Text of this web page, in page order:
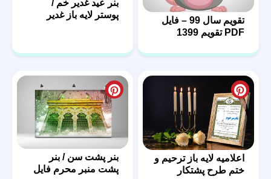
تقویم سال 99 – فایل
PDF تقویم 1399
بنر عید غدیر خم /
پوستر لایه باز غدیر
اعلامیه لایه باز ترحیم و
ختم طرح پشتکار
بنر پشت سن / بنر
پشت منبر محرم فایل